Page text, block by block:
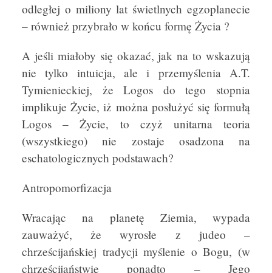
odległej o miliony lat świetlnych egzoplanecie
– również przybrało w końcu formę Życia ?
A jeśli miałoby się okazać, jak na to wskazują
nie tylko intuicja, ale i przemyślenia A.T.
Tymienieckiej, że Logos do tego stopnia
implikuje Życie, iż można posłużyć się formułą
Logos – Życie, to czyż unitarna teoria
(wszystkiego) nie zostaje osadzona na
eschatologicznych podstawach?
Antropomorfizacja
Wracając na planetę Ziemia, wypada
zauważyć, że wyrosłe z judeo –
chrześcijańskiej tradycji myślenie o Bogu, (w
chrześcijaństwie ponadto – Jego